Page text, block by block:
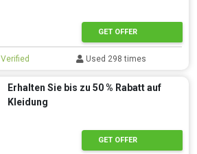
GET OFFER
Verified Used 298 times
Erhalten Sie bis zu 50 % Rabatt auf
Kleidung
GET OFFER